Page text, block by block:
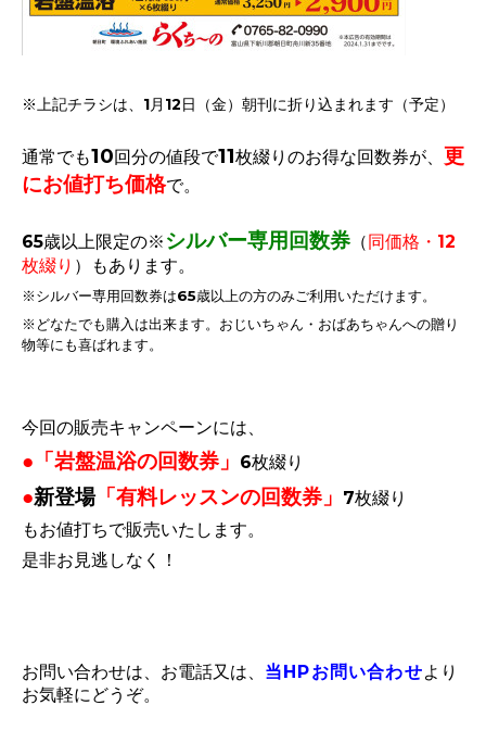
※上記チラシは、1月12日（金）朝刊に折り込まれます（予定）
通常でも10回分の値段で11枚綴りのお得な回数券が、 更
にお値打ち価格で。
65歳以上限定の※ シルバー専用回数券 （ 同価格・12
枚綴り ）もあります。
※シルバー専用回数券は65歳以上の方のみご利用いただけます。
※どなたでも購入は出来ます。おじいちゃん・おばあちゃんへの贈り
物等にも喜ばれます。
今回の販売キャンペーンには、
●「岩盤温浴の回数券」 6枚綴り
●新登場「有料レッスンの回数券」 7枚綴り
もお値打ちで販売いたします。
是非お見逃しなく！
お問い合わせは、お電話又は、 当HPお問い合わせより
お気軽にどうぞ。